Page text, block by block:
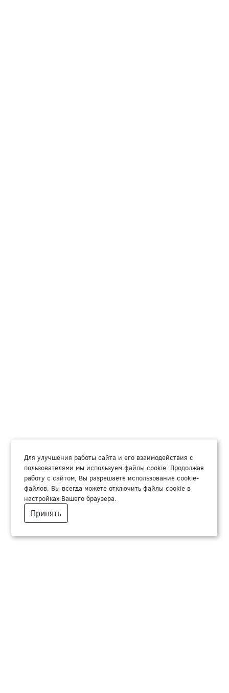
Для улучшения работы сайта и его взаимодействия с
пользователями мы используем файлы cookie. Продолжая
работу с сайтом, Вы разрешаете использование cookie-
файлов. Вы всегда можете отключить файлы cookie в
настройках Вашего браузера.
Принять